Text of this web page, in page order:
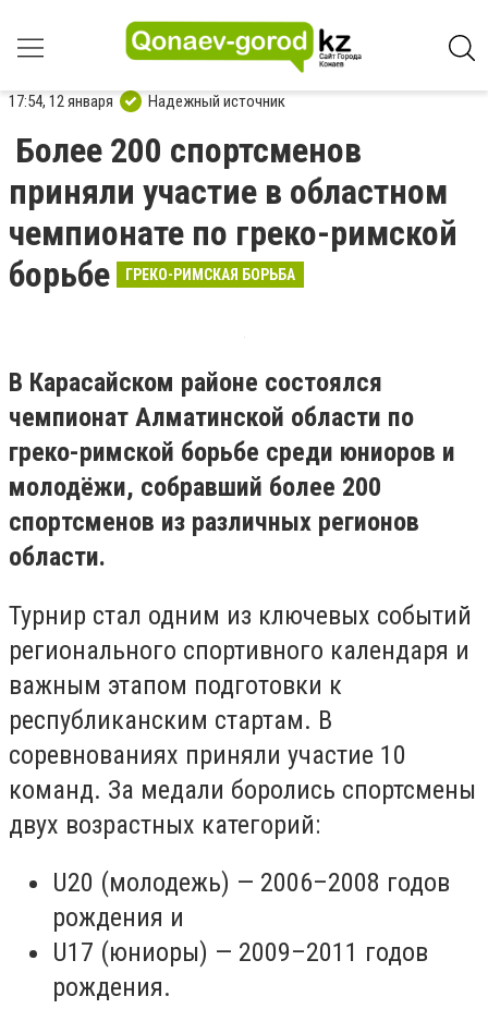
17:54, 12 января Надежный источник
Более 200 спортсменов
приняли участие в областном
чемпионате по греко-римской
борьбе
ГРЕКО-РИМСКАЯ БОРЬБА
В Карасайском районе состоялся
чемпионат Алматинской области по
греко-римской борьбе среди юниоров и
молодёжи, собравший более 200
спортсменов из различных регионов
области.
Турнир стал одним из ключевых событий
регионального спортивного календаря и
важным этапом подготовки к
республиканским стартам. В
соревнованиях приняли участие 10
команд. За медали боролись спортсмены
двух возрастных категорий:
U20 (молодежь) — 2006–2008 годов
рождения и
U17 (юниоры) — 2009–2011 годов
рождения.